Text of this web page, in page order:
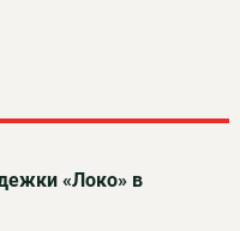
«Локо» в